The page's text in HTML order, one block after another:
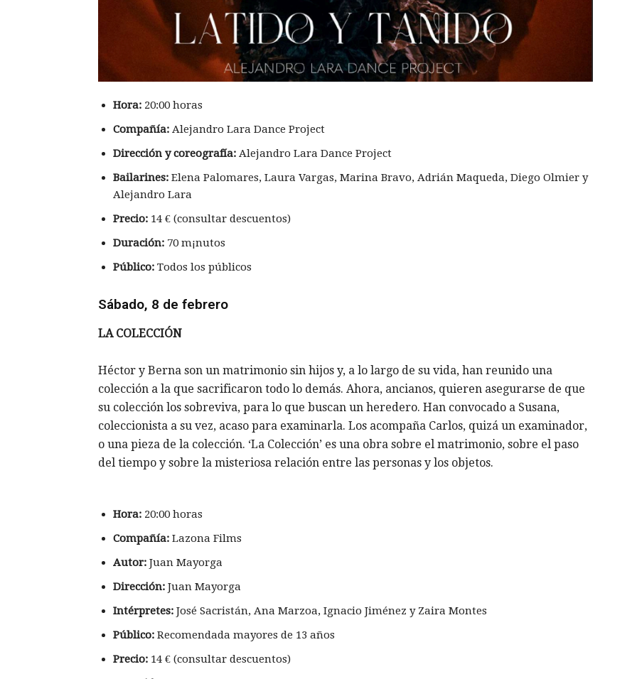
Hora: 20:00 horas
Compañía: Alejandro Lara Dance Project
Dirección y coreografía: Alejandro Lara Dance Project
Bailarines: Elena Palomares, Laura Vargas, Marina Bravo, Adrián Maqueda, Diego Olmier y
Alejandro Lara
Precio: 14 € (consultar descuentos)
Duración: 70 m¡nutos
Público: Todos los públicos
Sábado, 8 de febrero
LA COLECCIÓN
Héctor y Berna son un matrimonio sin hijos y, a lo largo de su vida, han reunido una
colección a la que sacrificaron todo lo demás. Ahora, ancianos, quieren asegurarse de que
su colección los sobreviva, para lo que buscan un heredero. Han convocado a Susana,
coleccionista a su vez, acaso para examinarla. Los acompaña Carlos, quizá un examinador,
o una pieza de la colección. ‘La Colección’ es una obra sobre el matrimonio, sobre el paso
del tiempo y sobre la misteriosa relación entre las personas y los objetos.
Hora: 20:00 horas
Compañía: Lazona Films
Autor: Juan Mayorga
Dirección: Juan Mayorga
Intérpretes: José Sacristán, Ana Marzoa, Ignacio Jiménez y Zaira Montes
Público: Recomendada mayores de 13 años
Precio: 14 € (consultar descuentos)